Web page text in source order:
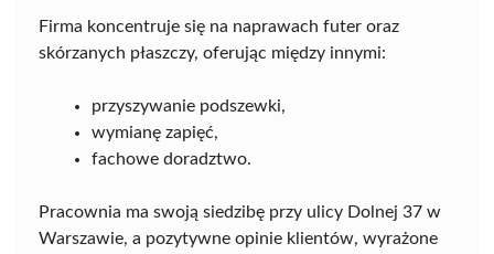
Firma koncentruje się na naprawach futer oraz
skórzanych płaszczy, oferując między innymi:
przyszywanie podszewki,
wymianę zapięć,
fachowe doradztwo.
Pracownia ma swoją siedzibę przy ulicy Dolnej 37 w
Warszawie, a pozytywne opinie klientów, wyrażone